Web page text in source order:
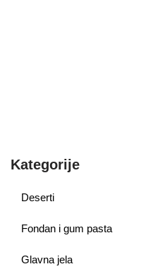
Kategorije
Deserti
Fondan i gum pasta
Glavna jela